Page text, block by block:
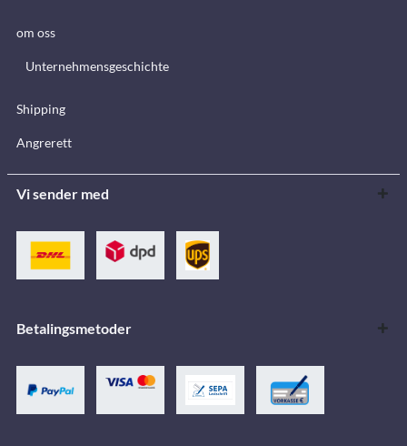
om oss
Unternehmensgeschichte
Shipping
Angrerett
Vi sender med
Betalingsmetoder